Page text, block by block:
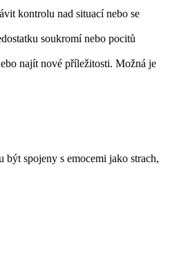
kontrolu nad situací nebo se
soukromí nebo pocitů
najít nové příležitosti. Možná je
spojeny s emocemi jako strach,